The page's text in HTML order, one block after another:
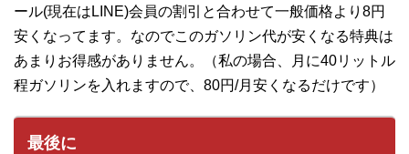
ール(現在はLINE)会員の割引と合わせて一般価格より8円
安くなってます。なのでこのガソリン代が安くなる特典は
あまりお得感がありません。（私の場合、月に40リットル
程ガソリンを入れますので、80円/月安くなるだけです）
最後に